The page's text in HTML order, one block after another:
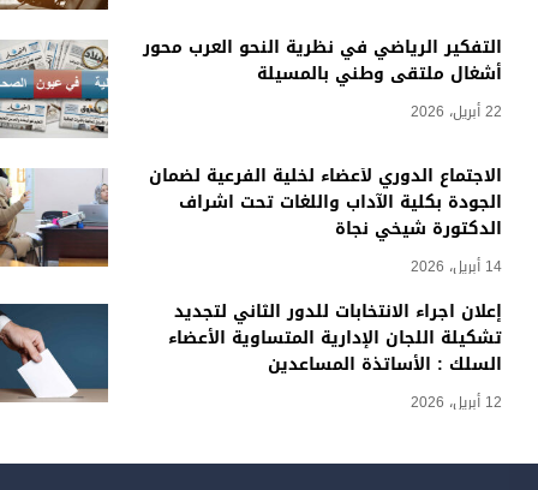
التفكير الرياضي في نظرية النحو العرب محور
أشغال ملتقى وطني بالمسيلة
22 أبريل، 2026
الاجتماع الدوري لأعضاء لخلية الفرعية لضمان
الجودة بكلية الآداب واللغات تحت اشراف
الدكتورة شيخي نجاة
14 أبريل، 2026
إعلان اجراء الانتخابات للدور الثاني لتجديد
تشكيلة اللجان الإدارية المتساوية الأعضاء
السلك : الأساتذة المساعدين
12 أبريل، 2026